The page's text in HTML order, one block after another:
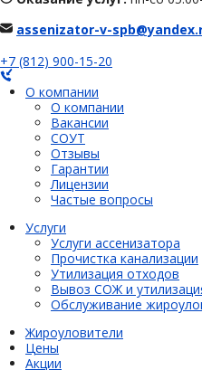
assenizator-v-
+7 (812) 900-15-20
О компании
О компании
Вакансии
СОУТ
Отзывы
Гарантии
Лицензии
Частые вопросы
Услуги
Услуги ассенизатора
Прочистка канализации
Утилизация отходов
Вывоз СОЖ и
Обслуживание
Жироуловители
Цены
Акции